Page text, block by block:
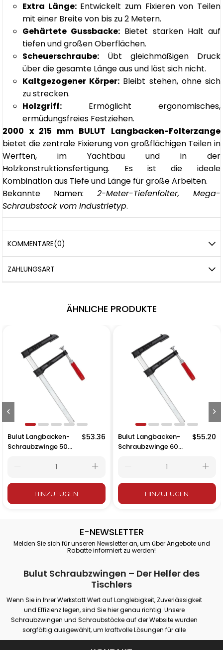
Extra Länge:Entwickelt zum Fixieren von Teilen
mit einer Breite von bis zu 2 Metern.
Gehärtete Gussbacke: Bietet starken Halt auf
tiefen und großen Oberflächen.
Scheuerschraube: Übt gleichmäßigen Druck
über die gesamte Länge aus und löst sich nicht.
Kaltgezogener Körper: Bleibt stehen, ohne sich
zu strecken.
Holzgriff: Ermöglicht ergonomisches,
ermüdungsfreies Festziehen.
2000 x 215 mm BULUT Langbacken-Folterzange
bietet die zentrale Fixierung von großflächigen Teilen in
Werften, im Yachtbau und in der
Holzkonstruktionsfertigung. Es ist die ideale
Kombination aus Tiefe und Länge für große Arbeiten.
Bekannte Namen: 2-Meter-Tiefenfolter, Mega-
Schraubstock vom Industrietyp.
KOMMENTARE(0)
ZAHLUNGSART
ÄHNLICHE PRODUKTE
50
$53.36
Bulut Langbacken-
Schraubzwinge 60
$55.20
Bulut
E-NEWSLETTER
Melden Sie sich für unseren Newsletter an, um über Angebote und
Rabatte informiert zu werden!
Bulut Schraubzwingen – Der Helfer des
Tischlers
Wenn Sie in Ihrer Werkstatt Wert auf Langlebigkeit, Zuverlässigkeit
und Effizienz legen, sind Sie hier genau richtig. Unsere
Schraubzwingen und Schraubstöcke auf der Website wurden
sorgfältig ausgewählt, um kraftvolle Lösungen für alle
professionellen oder Hobby-Spannanforderungen zu bieten.